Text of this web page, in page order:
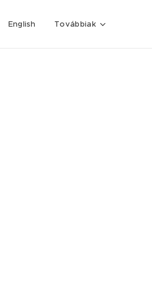
English Továbbiak